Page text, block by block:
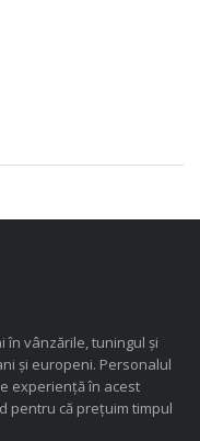
în vânzările, tuningul și
și europeni. Personalul
experiență în acest
pentru că prețuim timpul